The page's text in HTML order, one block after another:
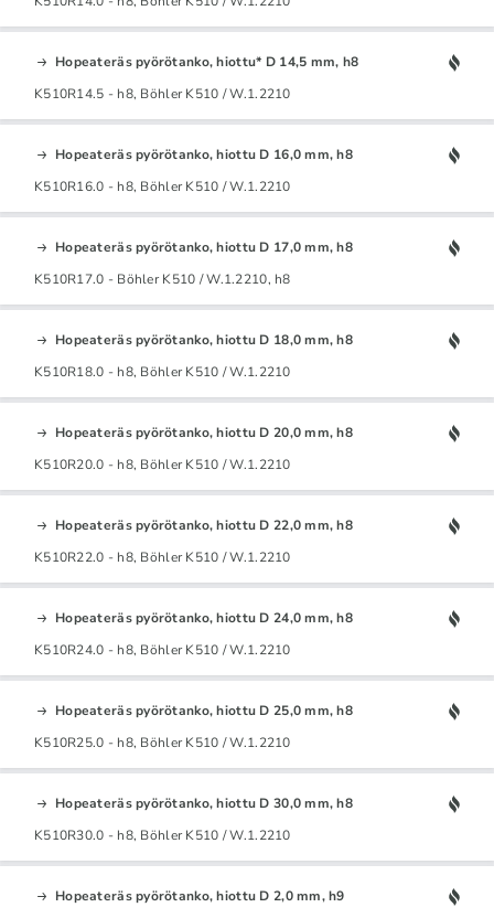
Hopeateräs pyörötanko, hiottu* D 14,5 mm, h8
K510R14.5 - h8, Böhler K510 / W.1.2210
Hopeateräs pyörötanko, hiottu D 16,0 mm, h8
K510R16.0 - h8, Böhler K510 / W.1.2210
Hopeateräs pyörötanko, hiottu D 17,0 mm, h8
K510R17.0 - Böhler K510 / W.1.2210, h8
Hopeateräs pyörötanko, hiottu D 18,0 mm, h8
K510R18.0 - h8, Böhler K510 / W.1.2210
Hopeateräs pyörötanko, hiottu D 20,0 mm, h8
K510R20.0 - h8, Böhler K510 / W.1.2210
Hopeateräs pyörötanko, hiottu D 22,0 mm, h8
K510R22.0 - h8, Böhler K510 / W.1.2210
Hopeateräs pyörötanko, hiottu D 24,0 mm, h8
K510R24.0 - h8, Böhler K510 / W.1.2210
Hopeateräs pyörötanko, hiottu D 25,0 mm, h8
K510R25.0 - h8, Böhler K510 / W.1.2210
Hopeateräs pyörötanko, hiottu D 30,0 mm, h8
K510R30.0 - h8, Böhler K510 / W.1.2210
Hopeateräs pyörötanko, hiottu D 2,0 mm, h9